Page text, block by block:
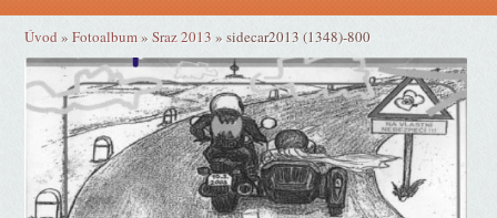
Úvod »Fotoalbum»Sraz 2013 »sidecar2013 (1348)-800